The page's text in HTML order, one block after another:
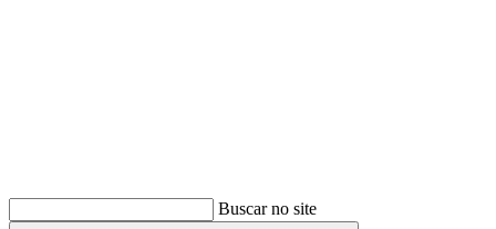
Buscar no site